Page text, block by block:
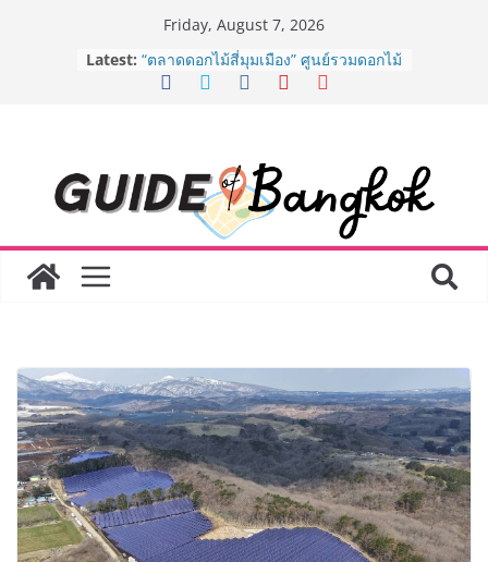
Friday, August 7, 2026
Latest: “ตลาดดอกไม้สี่มุมเมือง” ศูนย์รวมดอกไม้
สด ดอกไม้ประดิษฐ์ พวงมาลัย และสังฆ
ครั้งแรกของไทย ส่งอุปกรณ์วิทยาศาสตร์
“CE-7 MATCH” ฝีมือคนไทย ร่วมภารกิจ
สำรวจดวงจันทร์ 24 สิงหาคมนี้
8.8 “ซูเลียน” รวมพลังนักธุรกิจทั่ว
ประเทศ จัดประชุมใหญ่แห่งปี พบ CEO
อร่อย ยกเมนูระดับตำนาน “ข้าวหน้าไก่
ราชวงศ์” พุ่งทะยานสู่น่านฟ้า
BEDO เดินหน้าจัดกิจกรรมเจรจาธุรกิจ
“BIO TRADE CONNECT 2026” ยก
ระดับผลิตภัณฑ์ท้องถิ่นสู่ตลาดเชิง
พาณิชย์อย่างยั่งยืน